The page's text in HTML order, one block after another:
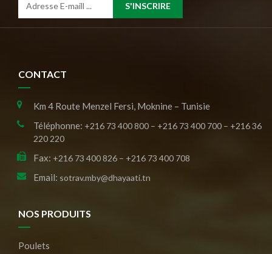
S'INSCRIRE
CONTACT
Km 4 Route Menzel Fersi, Moknine – Tunisie
Téléphonne: +216 73 400 800 – +216 73 400 700 – +216 36
220 220
Fax: +216 73 400 826 – +216 73 400 708
Email: sotrav.mby@dhayaati.tn
NOS PRODUITS
Poulets